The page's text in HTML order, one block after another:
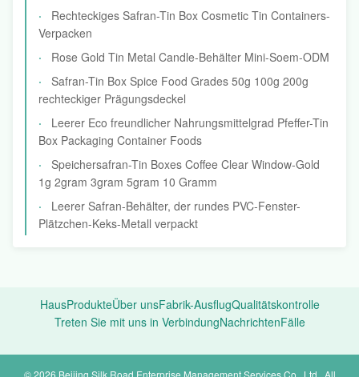
Rechteckiges Safran-Tin Box Cosmetic Tin Containers-
Verpacken
Rose Gold Tin Metal Candle-Behälter Mini-Soem-ODM
Safran-Tin Box Spice Food Grades 50g 100g 200g
rechteckiger Prägungsdeckel
Leerer Eco freundlicher Nahrungsmittelgrad Pfeffer-Tin
Box Packaging Container Foods
Speichersafran-Tin Boxes Coffee Clear Window-Gold
1g 2gram 3gram 5gram 10 Gramm
Leerer Safran-Behälter, der rundes PVC-Fenster-
Plätzchen-Keks-Metall verpackt
HausProdukteÜber unsFabrik-AusflugQualitätskontrolle
Treten Sie mit uns in VerbindungNachrichtenFälle
© 2026 Beijing Silk Road Enterprise Management Services Co., Ltd.. All